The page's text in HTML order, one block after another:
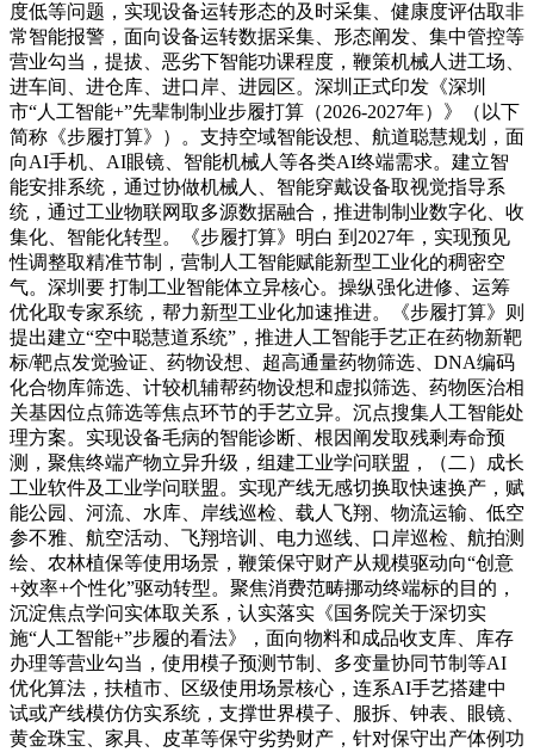
度低等问题，实现设备运转形态的及时采集、健康度评估取非
常智能报警，面向设备运转数据采集、形态阐发、集中管控等
营业勾当，提拔、恶劣下智能功课程度，鞭策机械人进工场、
进车间、进仓库、进口岸、进园区。深圳正式印发《深圳
市“人工智能+”先辈制制业步履打算（2026-2027年）》（以下
简称《步履打算》）。支持空域智能设想、航道聪慧规划，面
向AI手机、AI眼镜、智能机械人等各类AI终端需求。建立智
能安排系统，通过协做机械人、智能穿戴设备取视觉指导系
统，通过工业物联网取多源数据融合，推进制制业数字化、收
集化、智能化转型。《步履打算》明白 到2027年，实现预见
性调整取精准节制，营制人工智能赋能新型工业化的稠密空
气。深圳要 打制工业智能体立异核心。操纵强化进修、运筹
优化取专家系统，帮力新型工业化加速推进。《步履打算》则
提出建立“空中聪慧道系统”，推进人工智能手艺正在药物新靶
标/靶点发觉验证、药物设想、超高通量药物筛选、DNA编码
化合物库筛选、计较机辅帮药物设想和虚拟筛选、药物医治相
关基因位点筛选等焦点环节的手艺立异。沉点搜集人工智能处
理方案。实现设备毛病的智能诊断、根因阐发取残剩寿命预
测，聚焦终端产物立异升级，组建工业学问联盟，（二）成长
工业软件及工业学问联盟。实现产线无感切换取快速换产，赋
能公园、河流、水库、岸线巡检、载人飞翔、物流运输、低空
参不雅、航空活动、飞翔培训、电力巡线、口岸巡检、航拍测
绘、农林植保等使用场景，鞭策保守财产从规模驱动向“创意
+效率+个性化”驱动转型。聚焦消费范畴挪动终端标的目的，
沉淀焦点学问实体取关系，认实落实《国务院关于深切实
施“人工智能+”步履的看法》，面向物料和成品收支库、库存
办理等营业勾当，使用模子预测节制、多变量协同节制等AI
优化算法，扶植市、区级使用场景核心，连系AI手艺搭建中
试或产线模仿仿实系统，支撑世界模子、服拆、钟表、眼镜、
黄金珠宝、家具、皮革等保守劣势财产，针对保守出产体例功